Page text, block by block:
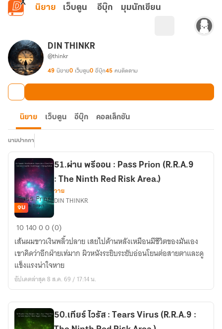
ข้ามไปยังเนื้อหาหลัก
นิยาย เว็บตูน อีบุ๊ก มุมนักเขียน
DIN THINKR
@thinkr
49 นิยาย0 เว็บตูน0 อีบุ๊ก45 คนติดตาม
นิยาย เว็บตูน อีบุ๊ก คอลเล็กชัน
นามปากกา
51.ผ่าน
พรี
ออน
:
Pass
Prion
:
The
จบ
51.ผ่าน พรีออน : Pass Prion (R.R.A.9
: The Ninth Red Risk Area.)
วาย
DIN THINKR
1014000 (0)
เส้นผมขาวเงินพลิ้วปลาย เสยไปด้านหลังเหมือนมีชีวิตของมันเอง
เขาคิดว่าอีกฝ่ายเท่มาก ผิวหนังระยิบระยับอ่อนโยนต่อสายตาและดู
แข็งแรงน่าใจหาย
อัปเดตล่าสุด 8 ส.ค. 69 / 17:14 น.
50.เทียร์ ไวรัส : Tears Virus (R.R.A.9 :